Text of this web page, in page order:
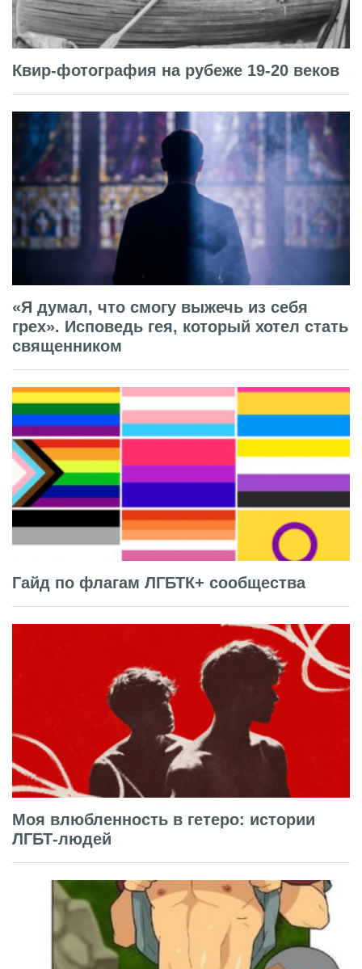
Квир-фотография на рубеже 19-20 веков
«Я думал, что смогу выжечь из себя
грех». Исповедь гея, который хотел стать
священником
Гайд по флагам ЛГБТК+ сообщества
Моя влюбленность в гетеро: истории
ЛГБТ-людей